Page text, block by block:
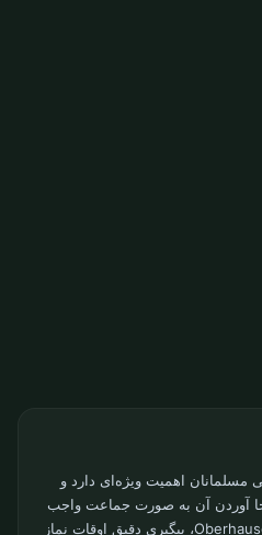
اهمیت ویژه‌ای دارد و
آوردن آن به صورت جماعت واجب
است. برای مسلمانان ساکن Oberhausen، پیگیری دقیق اوقات نماز